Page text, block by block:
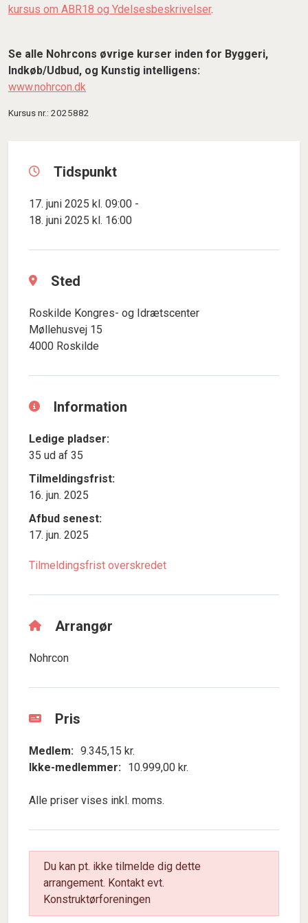
kursus om ABR18 og Ydelsesbeskrivelser.
Se alle Nohrcons øvrige kurser inden for Byggeri,
Indkøb/Udbud, og Kunstig intelligens:
www.nohrcon.dk
Kursus nr.: 2025882
Tidspunkt
17. juni 2025 kl. 09:00 -
18. juni 2025 kl. 16:00
Sted
Roskilde Kongres- og Idrætscenter
Møllehusvej 15
4000 Roskilde
Information
Ledige pladser:
35 ud af 35
Tilmeldingsfrist:
16. jun. 2025
Afbud senest:
17. jun. 2025
Tilmeldingsfrist overskredet
Arrangør
Nohrcon
Pris
Medlem: 9.345,15 kr.
Ikke-medlemmer: 10.999,00 kr.
Alle priser vises inkl. moms.
Du kan pt. ikke tilmelde dig dette
arrangement. Kontakt evt.
Konstruktørforeningen